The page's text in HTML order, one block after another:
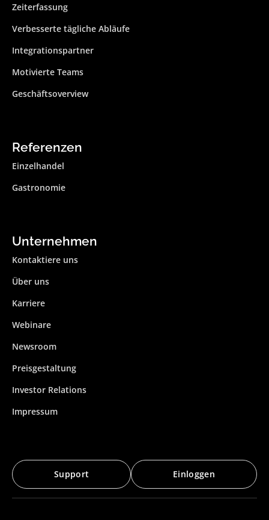
Zeiterfassung
Verbesserte tägliche Abläufe
Integrationspartner
Motivierte Teams
Geschäftsoverview
Referenzen
Einzelhandel
Gastronomie
Unternehmen
Kontaktiere uns
Über uns
Karriere
Webinare
Newsroom
Preisgestaltung
Investor Relations
Impressum
Support Einloggen